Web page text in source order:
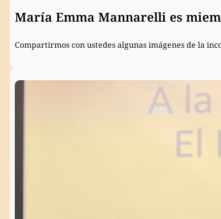
María Emma Mannarelli es
Compartirmos con ustedes algunas imágenes de la